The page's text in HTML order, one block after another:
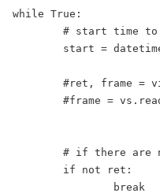
while True: